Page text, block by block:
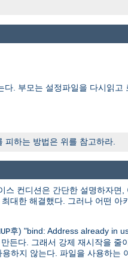
. 부모는 설정파일을 다시읽고
하는 방법은 위를 참고하라.
스 컨디션은 간단한 설명하자면
대한 해결했다. 그러나 어떤 아
후) "bind: Address already in
든다. 그래서 강제 재시작을 줄
하지 않는다. 파일을 사용하는